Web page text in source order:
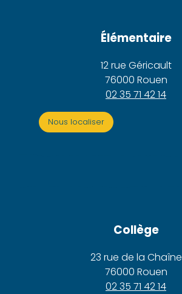
Élémentaire
12 rue Géricault
76000 Rouen
02 35 71 42 14
Nous localiser
Collège
23 rue de la Chaîne
76000 Rouen
02 35 71 42 14